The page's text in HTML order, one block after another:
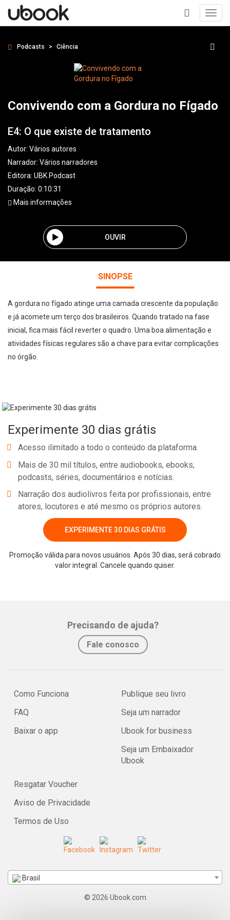
+
Podcasts Ciência
Convivendo com a Gordura no Fígado
E4: O que existe de tratamento
Autor: Vários autores
Narrador: Vários narradores
Editora: UBK Podcast
Duração: 0:10:31
Mais informações
OUVIR
SINOPSE
A gordura no fígado atinge uma camada crescente da população
e já acomete um terço dos brasileiros. Quando tratado na fase
inicial, fica mais fácil reverter o quadro. Uma boa alimentação e
atividades físicas regulares são a chave para evitar complicações
no órgão.
Experimente 30 dias grátis
Acesso ilimitado a todo o conteúdo da plataforma.
Mais de 30 mil títulos, entre audiobooks, ebooks,
podcasts, séries, documentários e notícias.
Narração dos audiolivros feita por profissionais, entre
atores, locutores e até mesmo os próprios autores.
EXPERIMENTE 30 DIAS GRÁTIS
Promoção válida para novos usuários. Após 30 dias, será cobrado
valor integral. Cancele quando quiser.
Precisando de ajuda?
Fale conosco
Como Funciona
FAQ
Baixar o app
Publique seu livro
Seja um narrador
Ubook for business
Seja um Embaixador
Ubook
Resgatar Voucher
Aviso de Privacidade
Termos de Uso
Brasil
© 2026 Ubook.com
Whatsapp Facebook Twitter